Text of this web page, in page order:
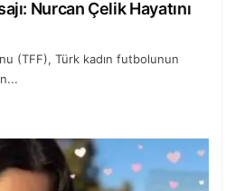
Nurcan Çelik Hayatını
(TFF), Türk kadın futbolunun